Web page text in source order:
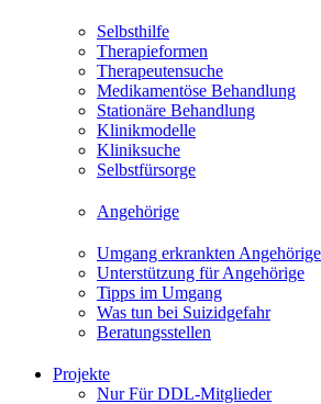
Selbsthilfe
Therapieformen
Therapeutensuche
Medikamentöse Behandlung
Stationäre Behandlung
Klinikmodelle
Kliniksuche
Selbstfürsorge
Angehörige
Umgang erkrankten
Unterstützung für Angehörige
Tipps im Umgang
Was tun bei Suizidgefahr
Beratungsstellen
Projekte
Nur Für DDL-Mitglieder